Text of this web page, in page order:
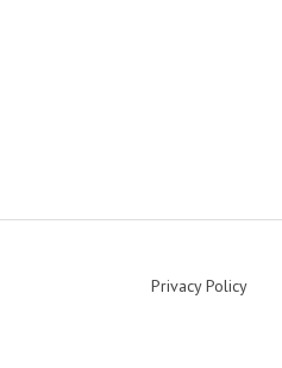
Privacy Policy